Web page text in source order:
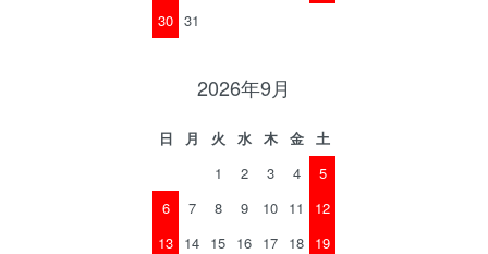
30 31
2026年9月
日 月 火 水 木 金
土
1
2 3 4
5
6
7 8 9 10 11
12
13 14 15 16 17 18 19